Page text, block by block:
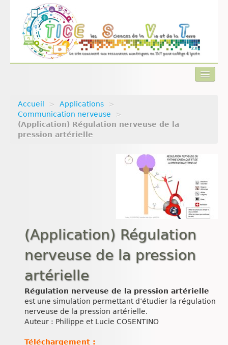
Actualités
Plan du site
Accueil > Applications
>
Communication nerveuse
>
(Application) Régulation nerveuse de la
pression artérielle
(Application) Régulation
nerveuse de la pression
artérielle
Régulation nerveuse de la pression artérielle
est une simulation permettant d’étudier la régulation
nerveuse de la pression artérielle.
Auteur : Philippe et Lucie COSENTINO
Téléchargement :